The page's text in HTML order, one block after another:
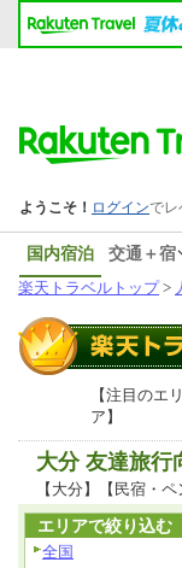
国内宿泊 交通＋宿
楽天トラベルトップ>
【注目のエリ
ア】
大分 友達旅行
【大分】【民宿・
エリアで絞り込む
全国